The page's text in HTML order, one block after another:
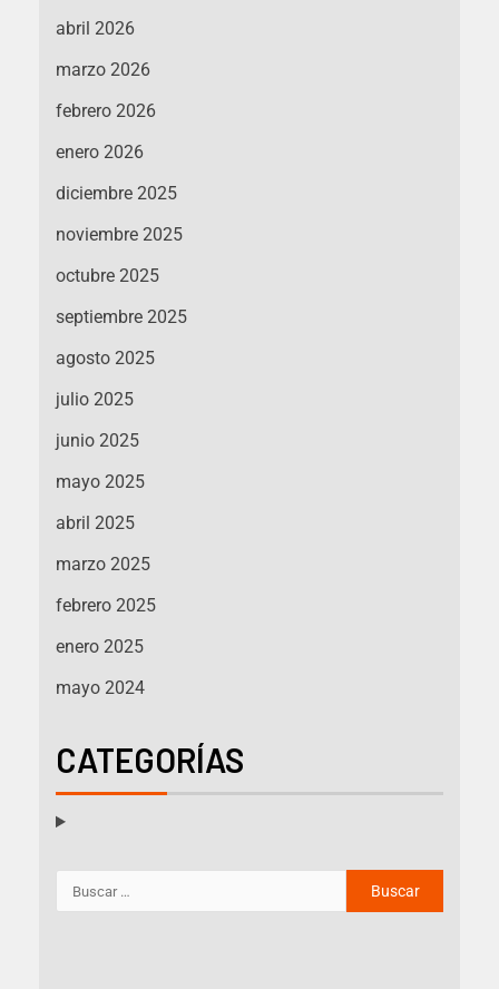
abril 2026
marzo 2026
febrero 2026
enero 2026
diciembre 2025
noviembre 2025
octubre 2025
septiembre 2025
agosto 2025
julio 2025
junio 2025
mayo 2025
abril 2025
marzo 2025
febrero 2025
enero 2025
mayo 2024
CATEGORÍAS